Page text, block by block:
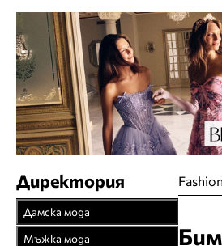
Директория
Дамска мода
Връхни облекла
Мъжка мода